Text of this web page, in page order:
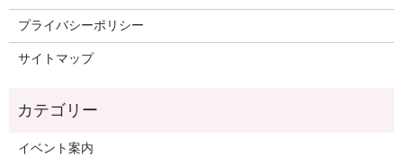
プライバシーポリシー
サイトマップ
イベント案内